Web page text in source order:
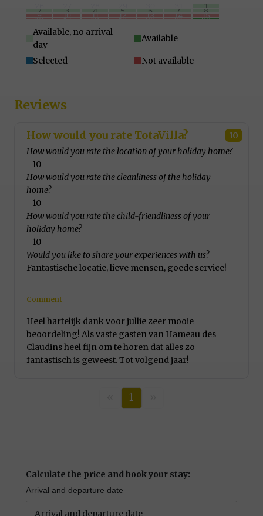
1
2 3 4 5 6 7 8
9 10 11 12 13 14 15
16 17 18 19 20 21 22
30 31 1
Available, no arrival
day
Available
Selected Not available
Reviews
How would you rate TotaVilla?
10
How would you rate the location of your holiday home?
10
How would you rate the cleanliness of the holiday
home?
10
How would you rate the child-friendliness of your
holiday home?
10
Would you like to share your experiences with us?
Fantastische locatie, lieve mensen, goede service!
Comment
Heel hartelijk dank voor jullie zeer mooie
beoordeling! Als vaste gasten van Hameau des
Claudins heel fijn om te horen dat alles zo
fantastisch is geweest. Tot volgend jaar!
1
Calculate the price and book your stay:
Arrival and departure date